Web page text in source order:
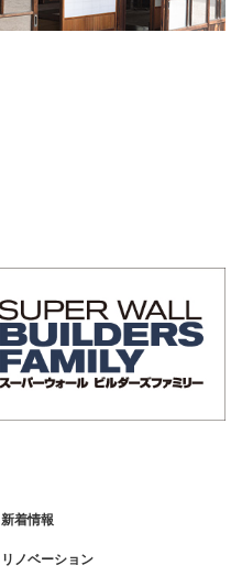
新着情報
リノベーション